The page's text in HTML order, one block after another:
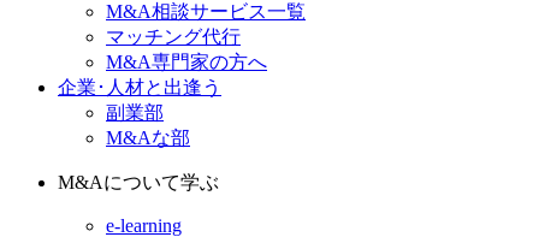
M&A相談サービス一覧
マッチング代行
M&A専門家の方へ
企業･人材と出逢う
副業部
M&Aな部
M&Aについて学ぶ
e-learning